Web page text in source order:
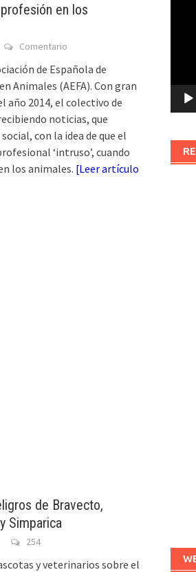
en los
Comentario
de Española de
Animales (AEFA). Con gran
año 2014, el colectivo de
noticias, que
con la idea de que el
‘intruso’, cuando
los animales. [Leer artículo
de Bravecto,
Simparica
254
y veterinarios sobre el